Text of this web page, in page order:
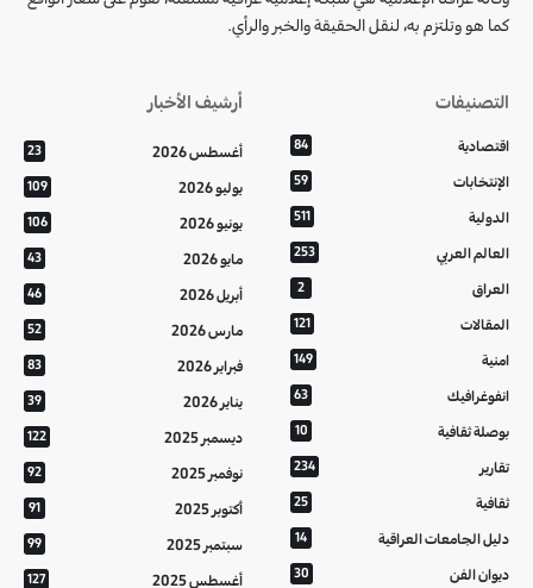
كما هو وتلتزم به، لنقل الحقيقة والخبر والرأي.
التصنيفات
اقتصادية 84
الإنتخابات 59
الدولية 511
العالم العربي 253
العراق 2
المقالات 121
امنية 149
انفوغرافيك 63
بوصلة ثقافية 10
تقارير 234
ثقافية 25
دليل الجامعات العراقية 14
ديوان الفن 30
أرشيف الأخبار
أغسطس 2026 23
يوليو 2026 109
يونيو 2026 106
مايو 2026 43
أبريل 2026 46
مارس 2026 52
فبراير 2026 83
يناير 2026 39
ديسمبر 2025 122
نوفمبر 2025 92
أكتوبر 2025 91
سبتمبر 2025 99
أغسطس 2025 127